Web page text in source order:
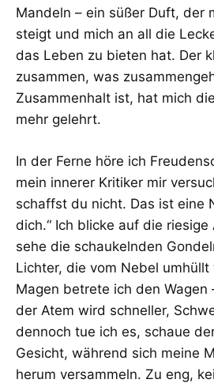
Mandeln – ein süßer Duft, der
steigt und mich an all die
das Leben zu bieten hat. Der
zusammen, was
Zusammenhalt ist, hat mich
mehr gelehrt.
In der Ferne höre ich
mein innerer Kritiker mir
schaffst du nicht. Das ist eine
dich.“ Ich blicke auf die
sehe die schaukelnden
Lichter, die vom Nebel
Magen betrete ich den Wagen
der Atem wird schneller,
dennoch tue ich es, schaue
Gesicht, während sich meine
herum versammeln. Zu eng,